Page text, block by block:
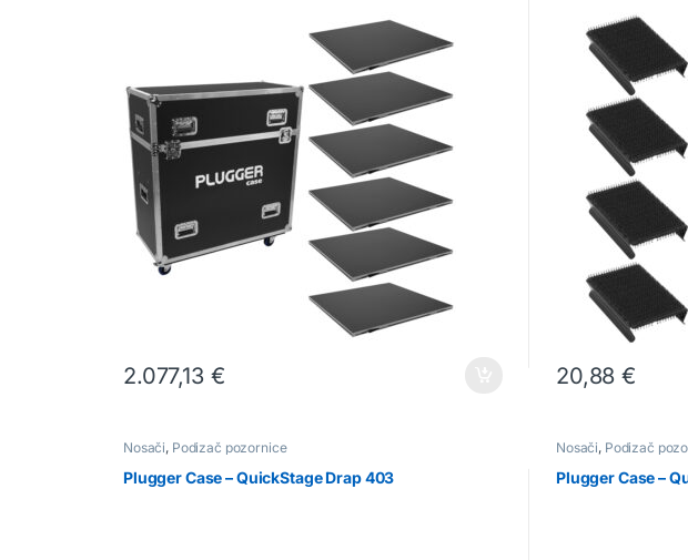
2.077,13 € 20,88€
Nosači, Podizač pozornice
Plugger Case – QuickStage Drap 403
Nosači, Podizač
Plugger Case –